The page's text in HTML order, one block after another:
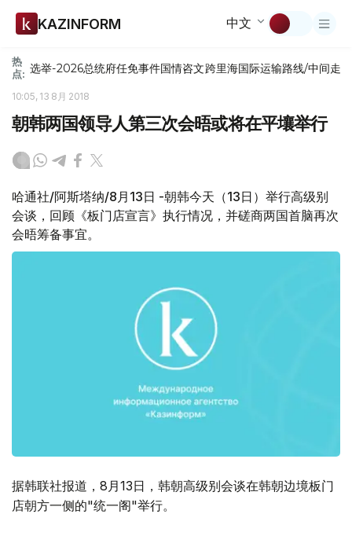
KAZINFORM 中文
热
点: 选举-2026总统府任免事件国情咨文跨里海国际运输路线/中间走廊
10:05, 13 8月 2018
朝韩两国领导人第三次会晤或将在平壤举行
哈通社/阿斯塔纳/8月13日 -朝韩今天（13日）举行高级别
会谈，回顾《板门店宣言》执行情况，并磋商两国首脑再次
会晤筹备事宜。
据韩联社报道，8月13日，韩朝高级别会谈在韩朝边境板门
店朝方一侧的"统一阁"举行。